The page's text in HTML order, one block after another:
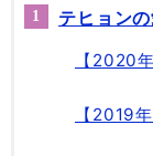
テヒョン
【2020
【2019